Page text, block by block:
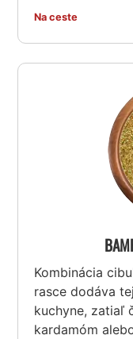
Na ceste
Kombinácia
rasce dodáva
kuchyne, zatiaľ
kardamóm